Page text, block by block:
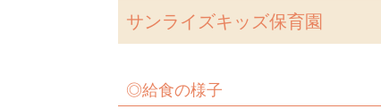
サンライズキッズ保育園
◎給食の様子